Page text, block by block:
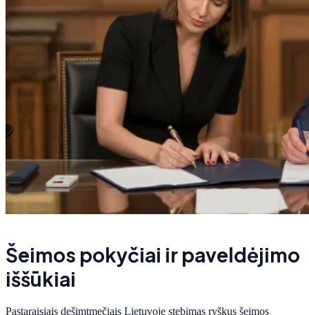
Šeimos pokyčiai ir paveldėjimo
iššūkiai
Pastaraisiais dešimtmečiais Lietuvoje stebimas ryškus šeimos